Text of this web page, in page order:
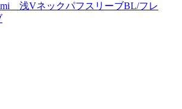
浅VネックパフスリーブBL/フレ